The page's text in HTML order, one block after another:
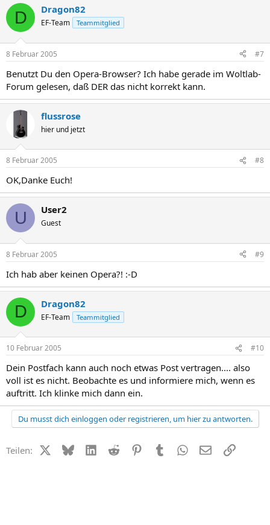
D Dragon82
EF-Team Teammitglied
8 Februar 2005 #7
Benutzt Du den Opera-Browser? Ich habe gerade im Woltlab-
Forum gelesen, daß DER das nicht korrekt kann.
flussrose
hier und jetzt
8 Februar 2005 #8
OK,Danke Euch!
U User2
Guest
8 Februar 2005 #9
Ich hab aber keinen Opera?! :-D
D Dragon82
EF-Team Teammitglied
10 Februar 2005 #10
Dein Postfach kann auch noch etwas Post vertragen.... also
voll ist es nicht. Beobachte es und informiere mich, wenn es
auftritt. Ich klinke mich dann ein.
Du musst dich einloggen oder registrieren, um hier zu antworten.
Teilen: X (Twitter)
BlueskyLinkedIn
Reddit PinterestTumblr WhatsApp
E-MailLink